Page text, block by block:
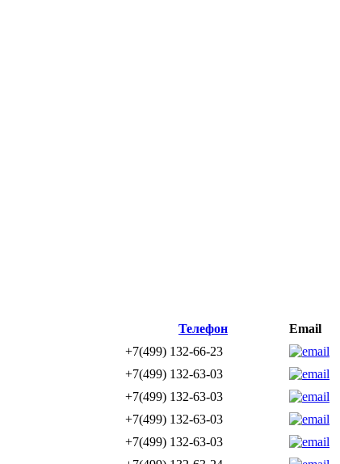
Телефон
Email
+7(499) 132-66-23
+7(499) 132-63-03
+7(499) 132-63-03
+7(499) 132-63-03
+7(499) 132-63-03